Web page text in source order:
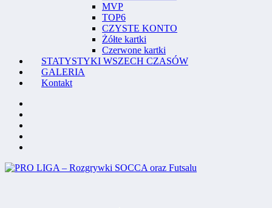
MVP
TOP6
CZYSTE KONTO
Żółte kartki
Czerwone kartki
STATYSTYKI WSZECH CZASÓW
GALERIA
Kontakt